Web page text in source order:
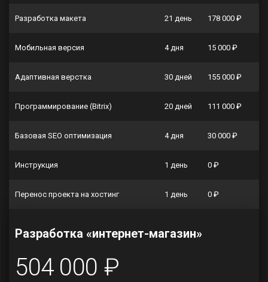
Разработка макета 21 день 178 000 ₽
Мобильная версия 4 дня 15 000 ₽
Адаптивная верстка 30 дней 155 000 ₽
Программирование (Bitrix) 20 дней 111 000 ₽
Базовая SEO оптимизация 4 дня 30 000 ₽
Инструкция 1 день 0 ₽
Перенос проекта на хостинг 1 день 0 ₽
Разработка «интернет-магазин»
504 000 ₽